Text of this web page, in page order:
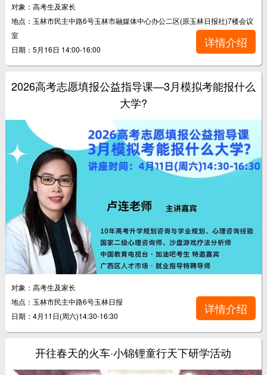
详情介绍
对象：高考生及家长
地点：玉林市民主中路6号玉林市融媒体中心办公二区(原玉林日报社)7楼会议
室
日期：5月16日 14:00-16:00
2026高考志愿填报公益指导课—3月模拟考能报什么
大学?
详情介绍
对象：高考生及家长
地点：玉林市民主中路6号玉林日报
日期：4月11日(周六)14:30-16:30
开往春天的火车·小锦锂童行天下研学活动